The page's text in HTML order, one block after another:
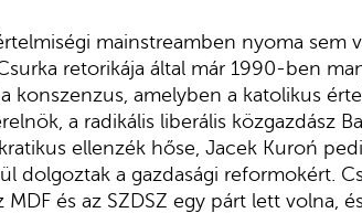
mainstreamben nyoma sem
retorikája által már 1990-ben
konszenzus, amelyben a katolikus
a radikális liberális közgazdász
ellenzék hőse, Jacek Kuroń
dolgoztak a gazdasági reformokért.
és az SZDSZ egy párt lett volna,